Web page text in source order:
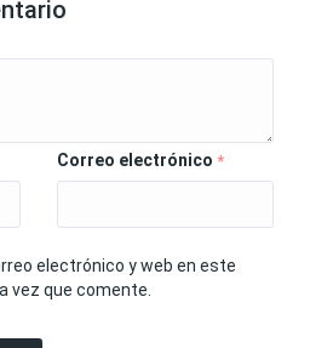
Correo electrónico *
electrónico y web en este
vez que comente.